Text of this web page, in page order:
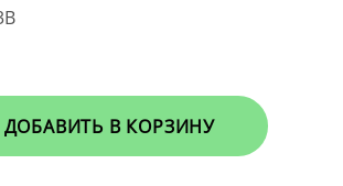
ДОБАВИТЬ В КОРЗИНУ